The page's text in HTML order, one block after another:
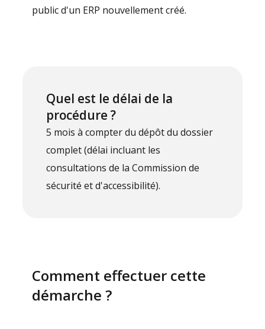
public d'un ERP nouvellement créé.
Quel est le délai de la
procédure ?
5 mois à compter du dépôt du dossier
complet (délai incluant les
consultations de la Commission de
sécurité et d'accessibilité).
Comment effectuer cette
démarche ?